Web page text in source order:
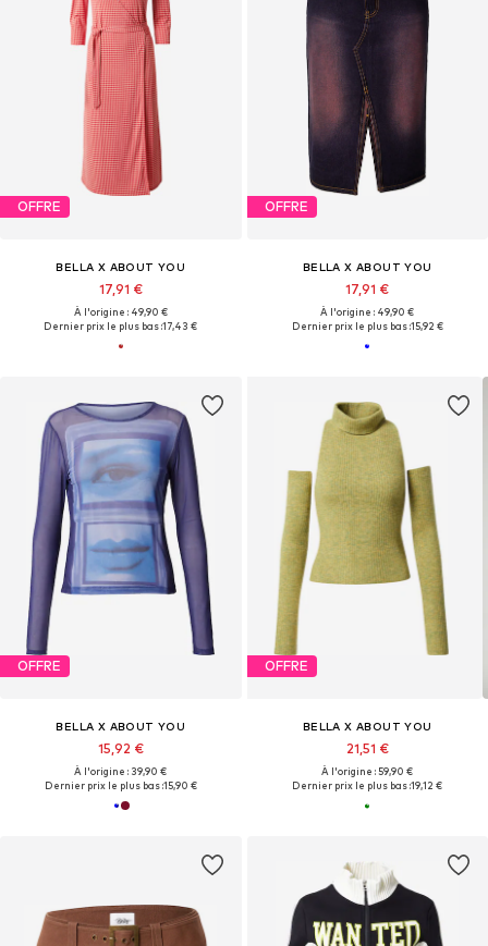
OFFRE
BELLA X ABOUT YOU
17,91 €
À l'origine : 49,90 €
Dernier prix le plus bas :17,43 €
OFFRE
BELLA X ABOUT YOU
17,91 €
À l'origine : 49,90 €
Dernier prix le plus bas :15,92 €
OFFRE
BELLA X ABOUT YOU
15,92 €
À l'origine : 39,90 €
Dernier prix le plus bas :15,90 €
OFFRE
BELLA X ABOUT YOU
21,51 €
À l'origine : 59,90 €
Dernier prix le plus bas :19,12 €